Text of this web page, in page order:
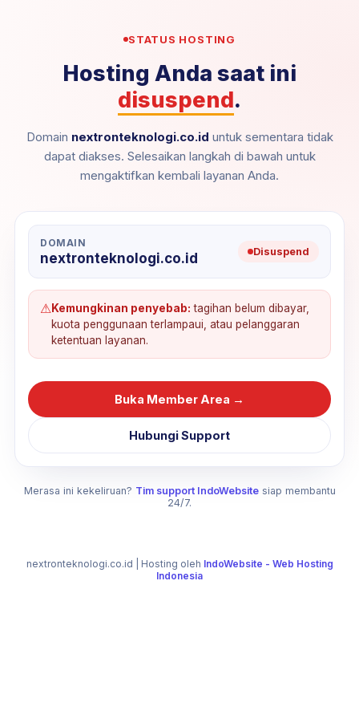
STATUS HOSTING
Hosting Anda saat ini
disuspend.
Domain nextronteknologi.co.id untuk sementara tidak
dapat diakses. Selesaikan langkah di bawah untuk
mengaktifkan kembali layanan Anda.
DOMAIN
nextronteknologi.co.id Disuspend
⚠Kemungkinan penyebab: tagihan belum dibayar,
kuota penggunaan terlampaui, atau pelanggaran
ketentuan layanan.
Buka Member Area →
Hubungi Support
Merasa ini kekeliruan? Tim support IndoWebsitesiap membantu
24/7.
nextronteknologi.co.id | Hosting oleh IndoWebsite - Web Hosting
Indonesia